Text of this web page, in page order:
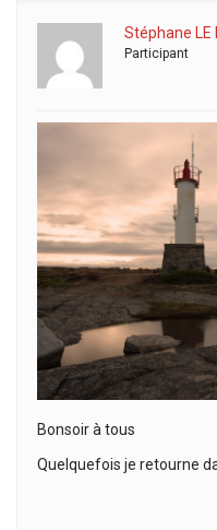
Stéphane LE
Participant
Bonsoir à tous
Quelquefois je retourne